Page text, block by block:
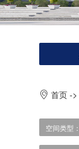
首页 ->
空间类型：